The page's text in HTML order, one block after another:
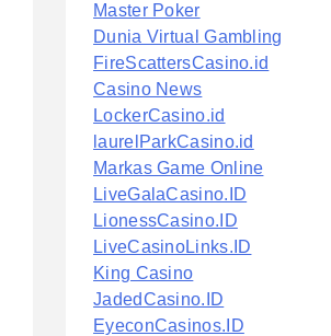
Master Poker
Dunia Virtual Gambling
FireScattersCasino.id
Casino News
LockerCasino.id
laurelParkCasino.id
Markas Game Online
LiveGalaCasino.ID
LionessCasino.ID
LiveCasinoLinks.ID
King Casino
JadedCasino.ID
EyeconCasinos.ID